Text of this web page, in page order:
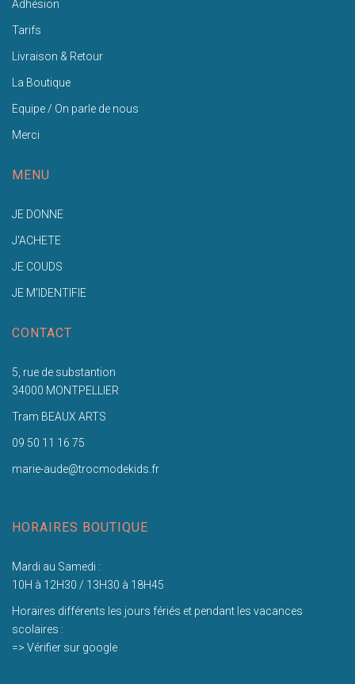
Adhésion
Tarifs
Livraison & Retour
La Boutique
Equipe / On parle de nous
Merci
MENU
JE DONNE
J'ACHETE
JE COUDS
JE M'IDENTIFIE
CONTACT
5, rue de substantion
34000 MONTPELLIER
Tram BEAUX ARTS
09 50 11 16 75
marie-aude@trocmodekids.fr
HORAIRES BOUTIQUE
Mardi au Samedi :
10H à 12H30 / 13H30 à 18H45
Horaires différents les jours fériés et pendant les vacances
scolaires :
=> Vérifier sur google